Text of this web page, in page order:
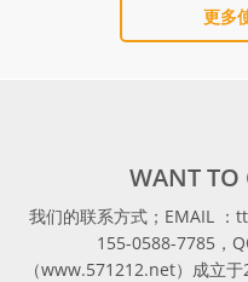
更多
WANT TO
我们的联系方式；EMAIL ：
155-0588-7785，
（www.571212.net）成立